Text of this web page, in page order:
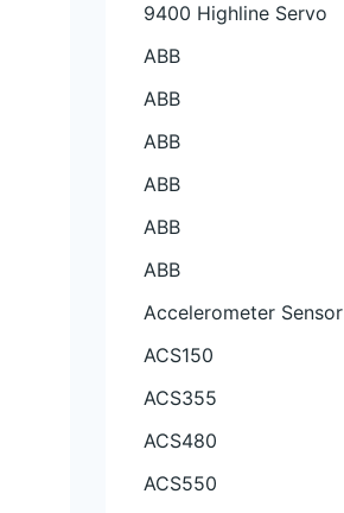
9400 Highline Servo
ABB
ABB
ABB
ABB
ABB
ABB
Accelerometer Sensor
ACS150
ACS355
ACS480
ACS550